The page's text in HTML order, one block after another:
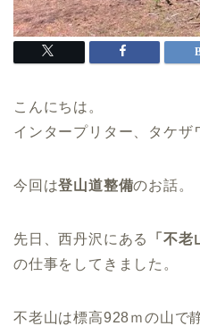
こんにちは。
インタープリター、タケザ
今回は登山道整備のお話。
先日、西丹沢にある 「不老
の仕事をしてきました。
不老山は標高928ｍの山で